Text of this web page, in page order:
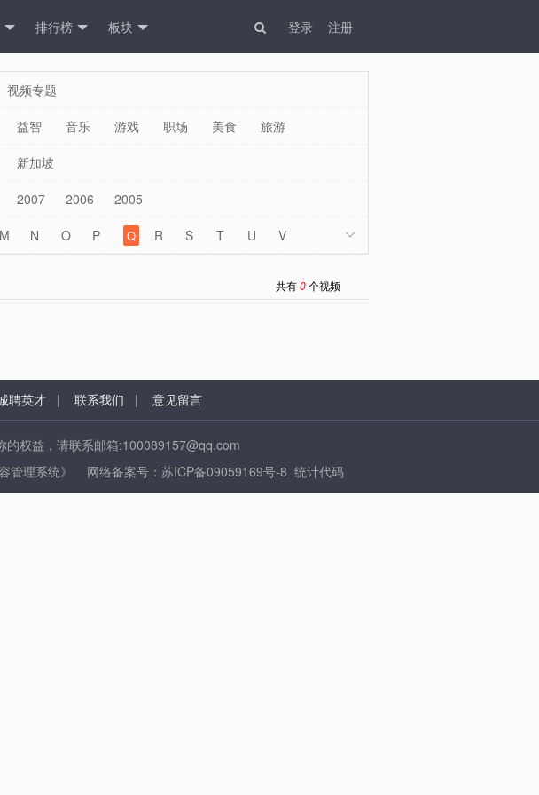
排行榜 板块 登录 注册
视频专题
益智 音乐 游戏 职场 美食 旅游
新加坡
2007 2006 2005
M N O P Q R S T U V 
共有0个视频
聘英才 | 联系我们 | 意见留言
权益，请联系邮箱:100089157@qq.com
管理系统》 网络备案号：苏ICP备09059169号-8 统计代码